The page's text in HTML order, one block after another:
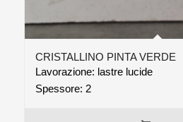
CRISTALLINO PINTA VERDE
Lavorazione: lastre lucide
Spessore: 2